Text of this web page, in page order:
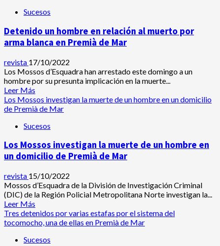
El
por
matar
un
hombre
en
Premià
de
Mar
se
hizo
selfie
con
el
Sucesos
Detenido un hombre en relación al muerto por
arma blanca en Premià de Mar
revista 17/10/2022
Los Mossos d’Esquadra han arrestado este domingo a un
hombre por su presunta implicación en la muerte...
Leer Más
más
acerca
Detenido
hombre
en
al
muerto
por
arma
blanca
en
Premià
de
Los Mossos investigan la muerte de un hombre en un domicilio
de Premià de Mar
Sucesos
Los Mossos investigan la muerte de un hombre en
un domicilio de Premià de Mar
revista 15/10/2022
Mossos d’Esquadra de la División de Investigación Criminal
(DIC) de la Región Policial Metropolitana Norte investigan la...
Leer Más
más
acerca
Los
Tres detenidos por varias estafas por el sistema del
tocomocho, una de ellas en Premià de Mar
Sucesos